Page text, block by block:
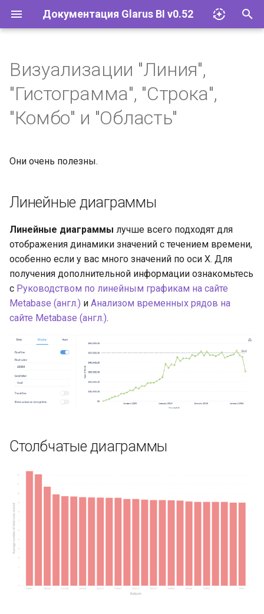
Документация Glarus BI v0.52
л
з
а
и
я
п
Импорт файлов Excel
Запросы
Дашборды
Моделирование данных
Действия
Организация
Glarus AI
Провайдеры LLM
Сетевые требования и SLA
Glarus BI и Claude AI
Установка и эксплуатация
Конфигурация
Базы данных
Учётные записи и группы
Разрешения
Инструменты и
производительность
Встраивание
Решение проблем
Документация API Glarus BI
Пользовательские графики
Визуализации "Линия",
"Гистограмма", "Строка",
"Комбо" и "Область"
Они очень полезны.
Линейные диаграммы
Линейные диаграммы лучше всего подходят для
отображения динамики значений с течением времени,
особенно если у вас много значений по оси X. Для
получения дополнительной информации ознакомьтесь
с Руководством по линейным графикам на сайте
Metabase (англ.) и Анализом временных рядов на
сайте Metabase (англ.).
Столбчатые диаграммы